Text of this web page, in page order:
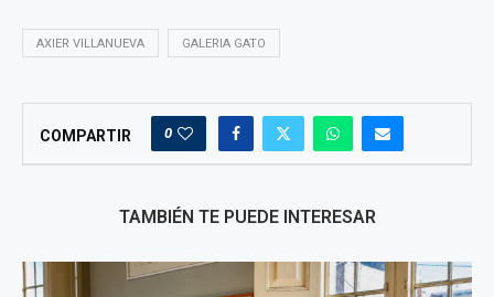
AXIER VILLANUEVA GALERIA GATO
COMPARTIR 0
TAMBIÉN TE PUEDE INTERESAR